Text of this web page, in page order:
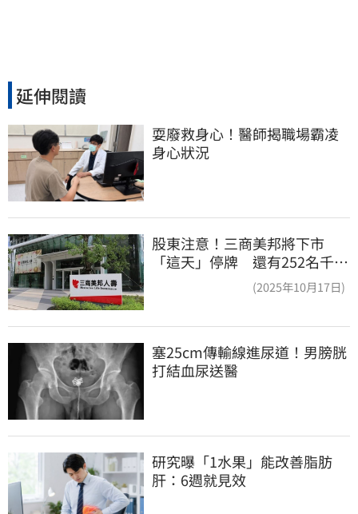
延伸閱讀
耍廢救身心！醫師揭職場霸凌
身心狀況
股東注意！三商美邦將下市
「這天」停牌 還有252名千張
(2025年10月17日)
塞25cm傳輸線進尿道！男膀胱
打結血尿送醫
研究曝「1水果」能改善脂肪
肝：6週就見效